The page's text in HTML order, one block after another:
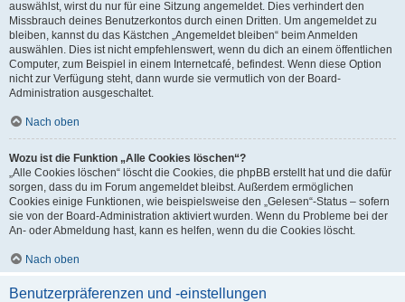
auswählst, wirst du nur für eine Sitzung angemeldet. Dies verhindert den
Missbrauch deines Benutzerkontos durch einen Dritten. Um angemeldet zu
bleiben, kannst du das Kästchen „Angemeldet bleiben“ beim Anmelden
auswählen. Dies ist nicht empfehlenswert, wenn du dich an einem öffentlichen
Computer, zum Beispiel in einem Internetcafé, befindest. Wenn diese Option
nicht zur Verfügung steht, dann wurde sie vermutlich von der Board-
Administration ausgeschaltet.
Nach oben
Wozu ist die Funktion „Alle Cookies löschen“?
„Alle Cookies löschen“ löscht die Cookies, die phpBB erstellt hat und die dafür
sorgen, dass du im Forum angemeldet bleibst. Außerdem ermöglichen
Cookies einige Funktionen, wie beispielsweise den „Gelesen“-Status – sofern
sie von der Board-Administration aktiviert wurden. Wenn du Probleme bei der
An- oder Abmeldung hast, kann es helfen, wenn du die Cookies löscht.
Nach oben
Benutzerpräferenzen und -einstellungen